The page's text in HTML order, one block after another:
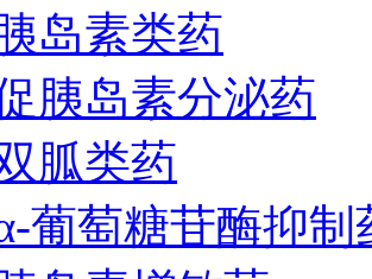
岛素类药
胰岛素分泌药
胍类药
葡萄糖苷酶抑制